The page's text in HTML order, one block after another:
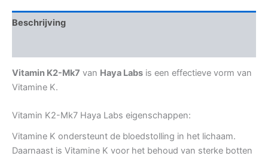
Beschrijving
Vitamin K2-Mk7 van Haya Labs is een effectieve vorm van
Vitamine K.
Vitamin K2-Mk7 Haya Labs eigenschappen:
Vitamine K ondersteunt de bloedstolling in het lichaam.
Daarnaast is Vitamine K voor het behoud van sterke botten